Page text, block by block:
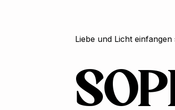
Liebe und Licht einfangen